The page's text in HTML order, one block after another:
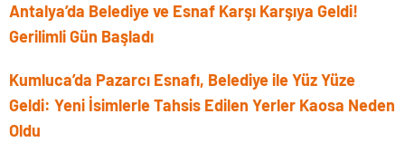
Antalya’da Belediye ve Esnaf Karşı Karşıya Geldi!
Gerilimli Gün Başladı
Kumluca’da Pazarcı Esnafı, Belediye ile Yüz Yüze
Geldi: Yeni İsimlerle Tahsis Edilen Yerler Kaosa Neden
Oldu